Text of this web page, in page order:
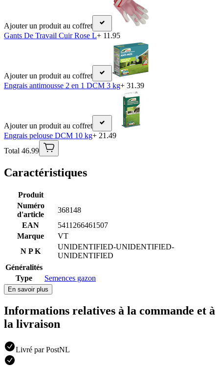
Ajouter un produit au coffret
Gants De Travail Cuir Rose L+ 11.95
Ajouter un produit au coffret
Engrais antimousse 2 en 1 DCM 3 kg+ 31.39
Ajouter un produit au coffret
Engrais pelouse DCM 10 kg+ 21.49
Total 46.99
Caractéristiques
Produit
Numéro
d'article
368148
EAN
5411266461507
Marque
VT
N P K
UNIDENTIFIED-UNIDENTIFIED-
UNIDENTIFIED
Généralités
Type
Semences gazon
En savoir plus
Informations relatives à la commande et à
la livraison
Livré par PostNL